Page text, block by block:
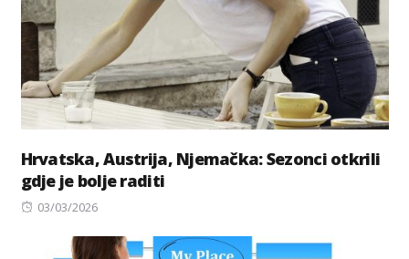
Hrvatska, Austrija, Njemačka: Sezonci otkrili
gdje je bolje raditi
Posted
03/03/2026